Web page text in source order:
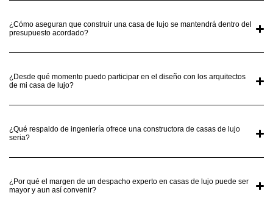
¿Cómo aseguran que construir una casa de lujo se mantendrá dentro del
presupuesto acordado?
¿Desde qué momento puedo participar en el diseño con los arquitectos
de mi casa de lujo?
¿Qué respaldo de ingeniería ofrece una constructora de casas de lujo
seria?
¿Por qué el margen de un despacho experto en casas de lujo puede ser
mayor y aun así convenir?